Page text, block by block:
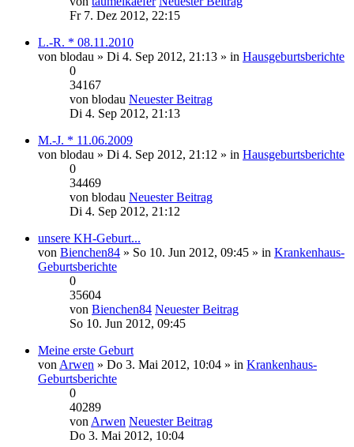
Fr 7. Dez 2012, 22:15
L.-R. * 08.11.2010
von blodau » Di 4. Sep 2012, 21:13 » in Hausgeburtsberichte
0
34167
von blodau Neuester Beitrag
Di 4. Sep 2012, 21:13
M.-J. * 11.06.2009
von blodau » Di 4. Sep 2012, 21:12 » in Hausgeburtsberichte
0
34469
von blodau Neuester Beitrag
Di 4. Sep 2012, 21:12
unsere KH-Geburt...
von Bienchen84 » So 10. Jun 2012, 09:45 » in Krankenhaus-
Geburtsberichte
0
35604
von Bienchen84 Neuester Beitrag
So 10. Jun 2012, 09:45
Meine erste Geburt
von Arwen » Do 3. Mai 2012, 10:04 » in Krankenhaus-
Geburtsberichte
0
40289
von Arwen Neuester Beitrag
Do 3. Mai 2012, 10:04